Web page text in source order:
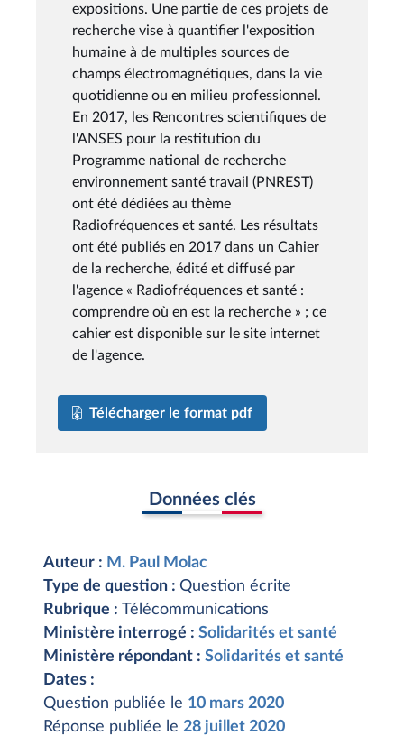
expositions. Une partie de ces projets de
recherche vise à quantifier l'exposition
humaine à de multiples sources de
champs électromagnétiques, dans la vie
quotidienne ou en milieu professionnel.
En 2017, les Rencontres scientifiques de
l'ANSES pour la restitution du
Programme national de recherche
environnement santé travail (PNREST)
ont été dédiées au thème
Radiofréquences et santé. Les résultats
ont été publiés en 2017 dans un Cahier
de la recherche, édité et diffusé par
l'agence « Radiofréquences et santé :
comprendre où en est la recherche » ; ce
cahier est disponible sur le site internet
de l'agence.
Télécharger le format pdf
Données clés
Auteur : M. Paul Molac
Type de question : Question écrite
Rubrique : Télécommunications
Ministère interrogé : Solidarités et santé
Ministère répondant : Solidarités et santé
Dates :
Question publiée le 10 mars 2020
Réponse publiée le 28 juillet 2020